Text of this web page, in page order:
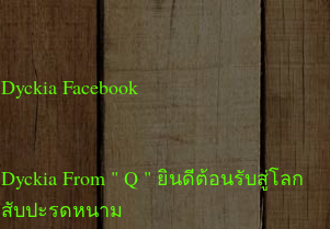
Dyckia Facebook
Dyckia From " Q " ยินดีต้อนรับสู่โลก
สับปะรดหนาม